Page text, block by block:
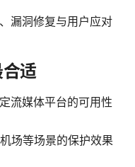
漏洞修复与用户应对
适
流媒体平台的可用性
场等场景的保护效果